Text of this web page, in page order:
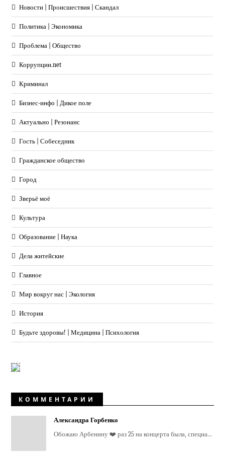
Новости | Происшествия | Скандал
Политика | Экономика
Проблема | Общество
Коррупции.net
Криминал
Бизнес-инфо | Дикое поле
Актуально | Резонанс
Гость | Собеседник
Гражданское общество
Город
Зверьё моё
Культура
Образование | Наука
Дела житейские
Главное
Мир вокруг нас | Экология
История
Будьте здоровы! | Медицина | Психология
КОММЕНТАРИИ
Александра Горбенко
Обожаю Арбенину ❤️ раз 25 на концерта была, специа...